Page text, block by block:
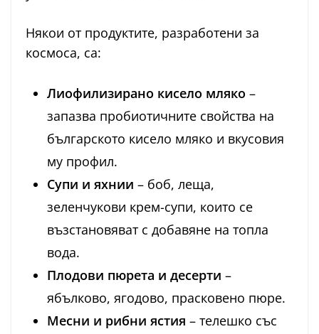
Някои от продуктите, разработени за
космоса, са:
Лиофилизирано кисело мляко –
запазва пробиотичните свойства на
българското кисело мляко и вкусовия
му профил.
Супи и яхнии – боб, леща,
зеленчукови крем-супи, които се
възстановяват с добавяне на топла
вода.
Плодови пюрета и десерти –
ябълково, ягодово, прасковено пюре.
Месни и рибни ястия – телешко със